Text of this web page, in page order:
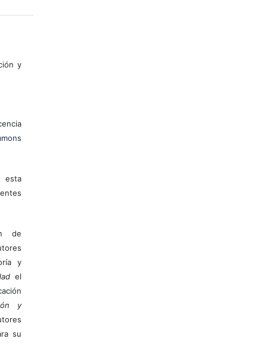
y
esta
de
y
el
y
su